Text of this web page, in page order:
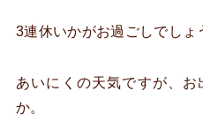
3連休いかがお過ごしでしょ
あいにくの天気ですが、
か。